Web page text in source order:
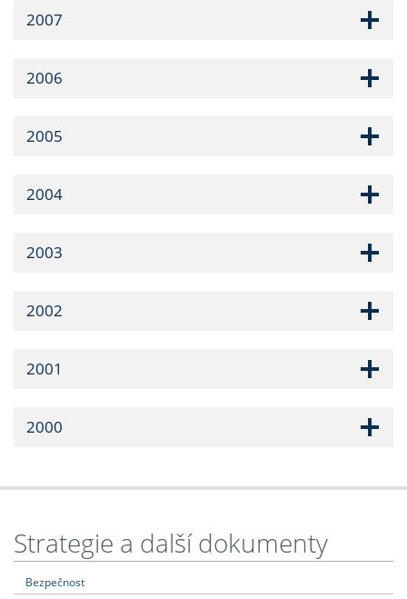
2007
2006
2005
2004
2003
2002
2001
2000
Strategie a další dokumenty
Bezpečnost